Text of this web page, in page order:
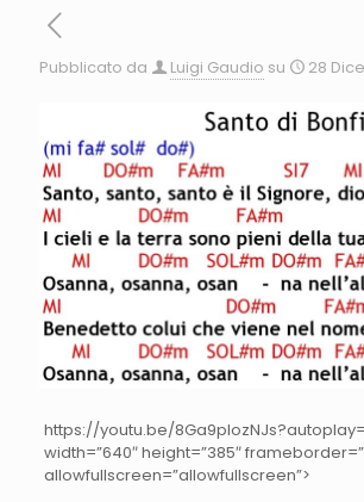
Pubblicato da Luigi Gaudio su 28
https://youtu.be/
width=”640″ height=”385″
allowfullscreen=”allowfullscreen”>